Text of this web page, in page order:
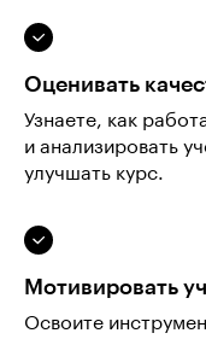
Оценивать
Узнаете, как
и анализировать
улучшать курс.
Мотивировать
Освоите